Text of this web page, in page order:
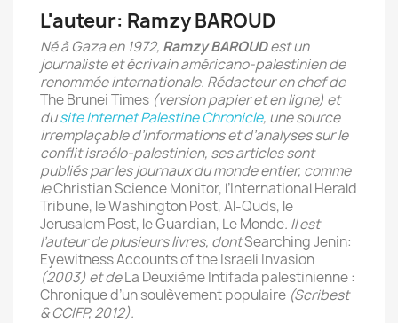
L'auteur: Ramzy BAROUD
Né à Gaza en 1972, Ramzy BAROUDest un
journaliste et écrivain américano-palestinien de
renommée internationale. Rédacteur en chef de
The Brunei Times (version papier et en ligne) et
dusite Internet Palestine Chronicle, une source
irremplaçable d’informations et d’analyses sur le
conflit israélo-palestinien, ses articles sont
publiés par les journaux du monde entier, comme
leChristian Science Monitor, l’International Herald
Tribune, le Washington Post, Al-Quds, le
Jerusalem Post, le Guardian, Le Monde. Il est
l’auteur de plusieurs livres, dontSearching Jenin:
Eyewitness Accounts of the Israeli Invasion
(2003) et deLa Deuxième Intifada palestinienne :
Chronique d’un soulèvement populaire (Scribest
& CCIFP, 2012).